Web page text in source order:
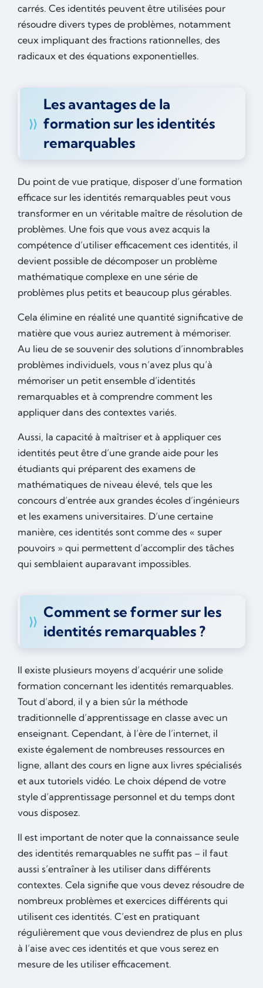
carrés. Ces identités peuvent être utilisées pour
résoudre divers types de problèmes, notamment
ceux impliquant des fractions rationnelles, des
radicaux et des équations exponentielles.
Les avantages de la
formation sur les identités
remarquables
Du point de vue pratique, disposer d’une formation
efficace sur les identités remarquables peut vous
transformer en un véritable maître de résolution de
problèmes. Une fois que vous avez acquis la
compétence d’utiliser efficacement ces identités, il
devient possible de décomposer un problème
mathématique complexe en une série de
problèmes plus petits et beaucoup plus gérables.
Cela élimine en réalité une quantité significative de
matière que vous auriez autrement à mémoriser.
Au lieu de se souvenir des solutions d’innombrables
problèmes individuels, vous n’avez plus qu’à
mémoriser un petit ensemble d’identités
remarquables et à comprendre comment les
appliquer dans des contextes variés.
Aussi, la capacité à maîtriser et à appliquer ces
identités peut être d’une grande aide pour les
étudiants qui préparent des examens de
mathématiques de niveau élevé, tels que les
concours d’entrée aux grandes écoles d’ingénieurs
et les examens universitaires. D’une certaine
manière, ces identités sont comme des « super
pouvoirs » qui permettent d’accomplir des tâches
qui semblaient auparavant impossibles.
Comment se former sur les
identités remarquables ?
Il existe plusieurs moyens d’acquérir une solide
formation concernant les identités remarquables.
Tout d’abord, il y a bien sûr la méthode
traditionnelle d’apprentissage en classe avec un
enseignant. Cependant, à l’ère de l’internet, il
existe également de nombreuses ressources en
ligne, allant des cours en ligne aux livres spécialisés
et aux tutoriels vidéo. Le choix dépend de votre
style d’apprentissage personnel et du temps dont
vous disposez.
Il est important de noter que la connaissance seule
des identités remarquables ne suffit pas – il faut
aussi s’entraîner à les utiliser dans différents
contextes. Cela signifie que vous devez résoudre de
nombreux problèmes et exercices différents qui
utilisent ces identités. C’est en pratiquant
régulièrement que vous deviendrez de plus en plus
à l’aise avec ces identités et que vous serez en
mesure de les utiliser efficacement.